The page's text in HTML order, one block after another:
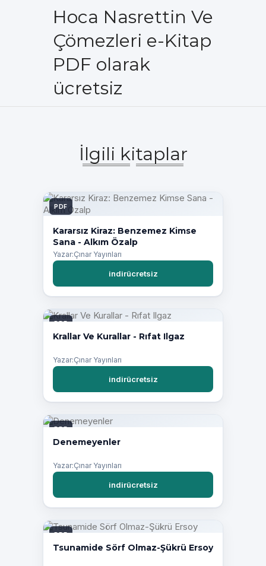
Hoca Nasrettin Ve
Çömezleri e-Kitap
PDF olarak
ücretsiz
İlgili kitaplar
PDF
Kararsız Kiraz: Benzemez Kimse
Sana - Alkım Özalp
Yazar:Çınar Yayınları
indirücretsiz
PDF
Krallar Ve Kurallar - Rıfat Ilgaz
Yazar:Çınar Yayınları
indirücretsiz
PDF
Denemeyenler
Yazar:Çınar Yayınları
indirücretsiz
PDF
Tsunamide Sörf Olmaz-Şükrü Ersoy